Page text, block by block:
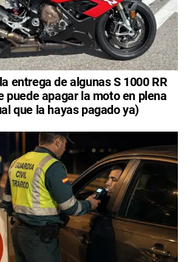
entrega de algunas S 1000 RR
puede apagar la moto en plena
que la hayas pagado ya)